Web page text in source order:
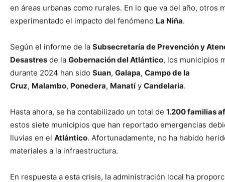
en áreas urbanas como rurales. En lo que va del año, otros
experimentado el impacto del fenómeno La Niña.
Según el informe de la Subsecretaría de Prevención y
Desastres de la Gobernación del Atlántico, los municipios
durante 2024 han sido Suan, Galapa, Campo de la
Cruz, Malambo, Ponedera, Manatíy Candelaria.
Hasta ahora, se ha contabilizado un total de 1.200 familias
estos siete municipios que han reportado emergencias
lluvias en el Atlántico. Afortunadamente, no ha habido
materiales a la infraestructura.
En respuesta a esta crisis, la administración local ha